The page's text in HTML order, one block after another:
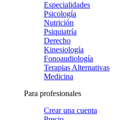
Especialidades
Psicología
Nutrición
Psiquiatría
Derecho
Kinesiología
Fonoaudiología
Terapias Alternativas
Medicina
Para profesionales
Crear una cuenta